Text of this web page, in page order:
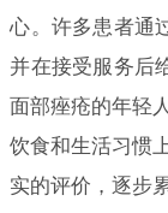
心。许多患者通
并在接受服务后
面部痤疮的年轻
饮食和生活习惯
实的评价，逐步